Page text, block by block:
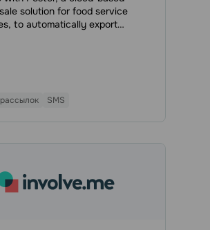
solution for food service
to automatically export
SMS